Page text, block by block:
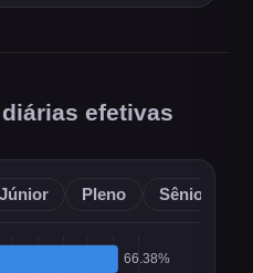
efetivas
Júnior Pleno Sênior